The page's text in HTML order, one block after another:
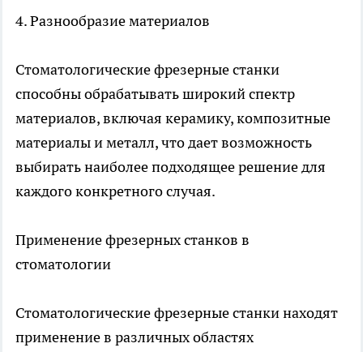
4. Разнообразие материалов
Стоматологические фрезерные станки
способны обрабатывать широкий спектр
материалов, включая керамику, композитные
материалы и металл, что дает возможность
выбирать наиболее подходящее решение для
каждого конкретного случая.
Применение фрезерных станков в
стоматологии
Стоматологические фрезерные станки находят
применение в различных областях